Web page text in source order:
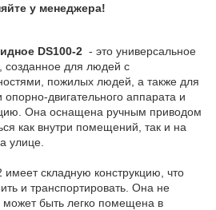
у менеджера!
DS100-2 - это универсальное
созданное для людей с
пожилых людей, а также для
двигательного аппарата и
Она оснащена ручным приводом
как внутри помещений, так и на
улице.
имеет складную конструкцию, что
и транспортировать. Она не
быть легко помещена в